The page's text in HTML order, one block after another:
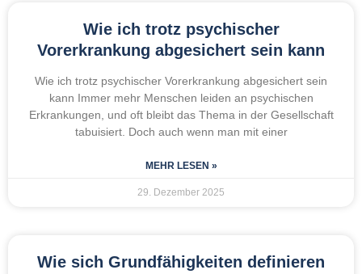
Wie ich trotz psychischer
Vorerkrankung abgesichert sein kann
Wie ich trotz psychischer Vorerkrankung abgesichert sein
kann Immer mehr Menschen leiden an psychischen
Erkrankungen, und oft bleibt das Thema in der Gesellschaft
tabuisiert. Doch auch wenn man mit einer
MEHR LESEN »
29. Dezember 2025
Wie sich Grundfähigkeiten definieren